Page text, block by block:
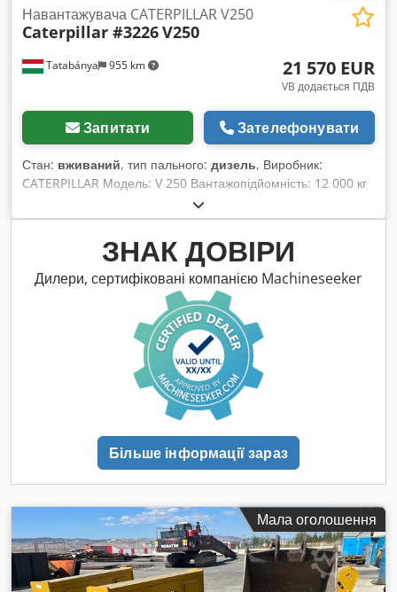
Tatabánya 955 km
Навантажувача CATERPILLAR V250
Caterpillar #3226V250
21 570 EUR
VB додається ПДВ
Запитати Зателефонувати
Стан: вживаний, тип пального: дизель, Виробник:
CATERPILLAR Модель: V 250 Вантажопідйомність: 12 000 кг
Висота підйому: 3 710 мм Висота стріли: 1 400 мм Ширина:
2 550 мм Dedpfx Acjc Urcisqsck Загальна довжина (з
вилками): 6 400 ммЗНАК ДОВІРИ
Дилери, сертифіковані компанією Machineseeker
Більше інформації зараз
Мала оголошення